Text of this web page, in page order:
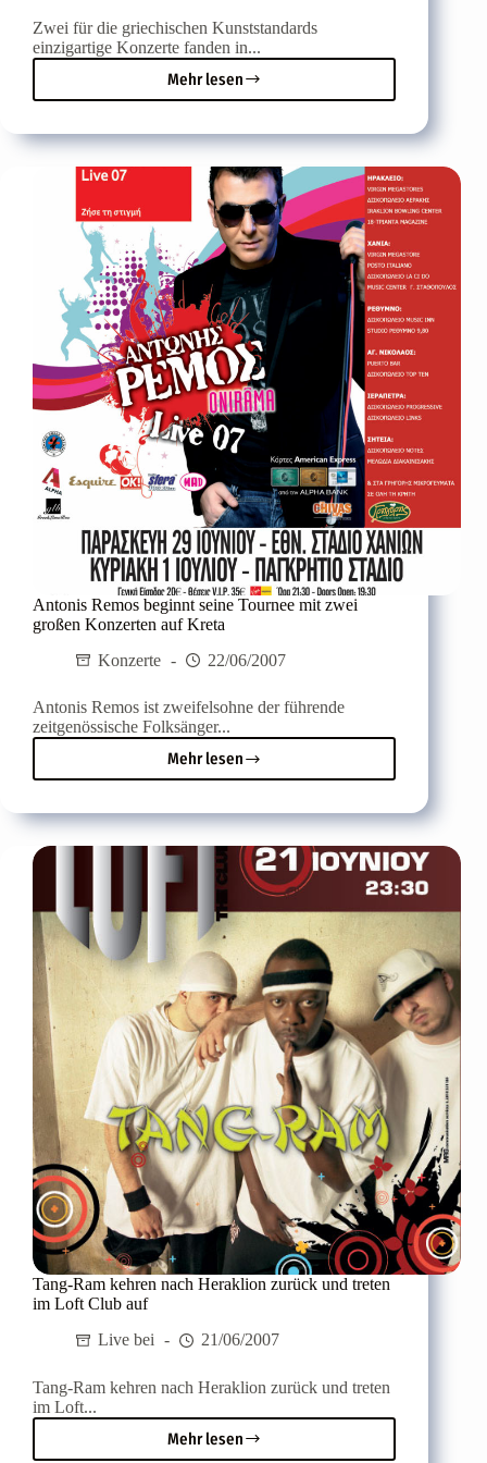
Zwei für die griechischen Kunststandards
einzigartige Konzerte fanden in...
Mehr lesen
Antonis
Remos
Onirama
beeindruckten
auf
Kreta,
Nikos
Aliyagas
auf
der
Bühne
Antonis Remos beginnt seine Tournee mit zwei
großen Konzerten auf Kreta
Konzerte
22/06/2007
Antonis Remos ist zweifelsohne der führende
zeitgenössische Folksänger...
Mehr lesen
Antonis
Remos
seine
Tournee
mit
zwei
großen
Konzerten
auf
Kreta
Tang-Ram kehren nach Heraklion zurück und treten
im Loft Club auf
Live bei
21/06/2007
Tang-Ram kehren nach Heraklion zurück und treten
im Loft...
Mehr lesen
Tang-